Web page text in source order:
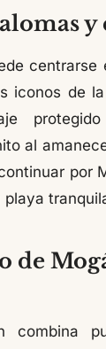
y
centrarse
iconos de
al
por
de
combina